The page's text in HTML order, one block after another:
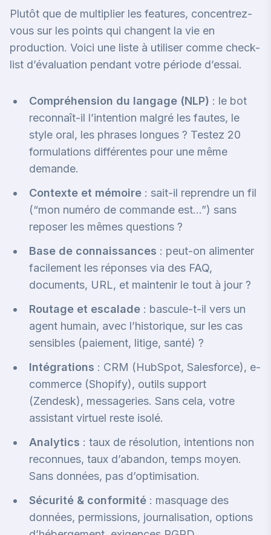
Plutôt que de multiplier les features, concentrez-
vous sur les points qui changent la vie en
production. Voici une liste à utiliser comme check-
list d’évaluation pendant votre période d’essai.
Compréhension du langage (NLP) : le bot
reconnaît-il l’intention malgré les fautes, le
style oral, les phrases longues ? Testez 20
formulations différentes pour une même
demande.
Contexte et mémoire : sait-il reprendre un fil
(“mon numéro de commande est…”) sans
reposer les mêmes questions ?
Base de connaissances : peut-on alimenter
facilement les réponses via des FAQ,
documents, URL, et maintenir le tout à jour ?
Routage et escalade : bascule-t-il vers un
agent humain, avec l’historique, sur les cas
sensibles (paiement, litige, santé) ?
Intégrations : CRM (HubSpot, Salesforce), e-
commerce (Shopify), outils support
(Zendesk), messageries. Sans cela, votre
assistant virtuel reste isolé.
Analytics : taux de résolution, intentions non
reconnues, taux d’abandon, temps moyen.
Sans données, pas d’optimisation.
Sécurité & conformité : masquage des
données, permissions, journalisation, options